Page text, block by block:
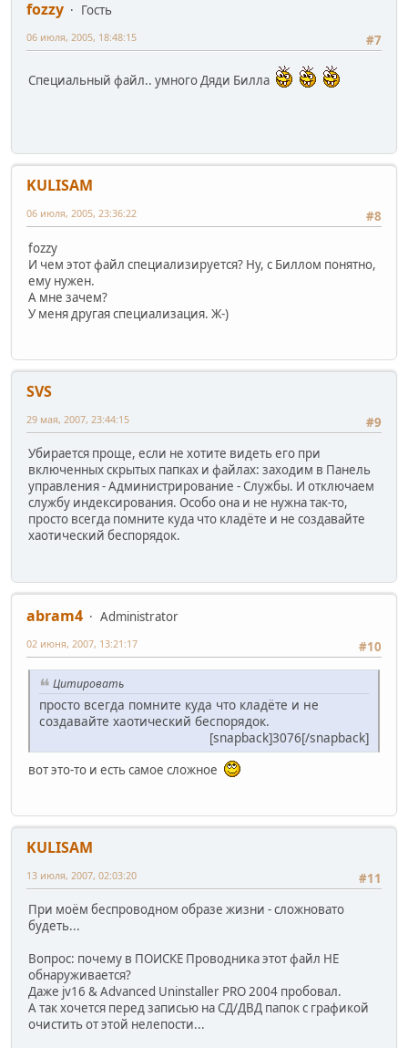
fozzy
Гость
#7
06 июля, 2005, 18:48:15
Специальный файл.. умного Дяди Билла
KULISAM
#8
06 июля, 2005, 23:36:22
fozzy
И чем этот файл специализируется? Ну, с Биллом понятно,
ему нужен.
А мне зачем?
У меня другая специализация. Ж-)
SVS
#9
29 мая, 2007, 23:44:15
Убирается проще, если не хотите видеть его при
включенных скрытых папках и файлах: заходим в Панель
управления - Администрирование - Службы. И отключаем
службу индексирования. Особо она и не нужна так-то,
просто всегда помните куда что кладёте и не создавайте
хаотический беспорядок.
abram4
Administrator
#10
02 июня, 2007, 13:21:17
Цитировать
просто всегда помните куда что кладёте и не
создавайте хаотический беспорядок.
[snapback]3076[/snapback]
вот это-то и есть самое сложное
KULISAM
#11
13 июля, 2007, 02:03:20
При моём беспроводном образе жизни - сложновато
будеть...
Вопрос: почему в ПОИСКЕ Проводника этот файл НЕ
обнаруживается?
Даже jv16 & Advanced Uninstaller PRO 2004 пробовал.
А так хочется перед записью на СД/ДВД папок с графикой
очистить от этой нелепости...